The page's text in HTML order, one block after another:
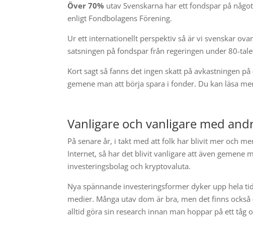
Över 70% utav Svenskarna har ett fondspar på
enligt Fondbolagens Förening.
Ur ett internationellt perspektiv så är vi svenskar
satsningen på fondspar från regeringen under 80-
Kort sagt så fanns det ingen skatt på avkastningen
gemene man att börja spara i fonder. Du kan läsa
Vanligare och vanligare med
På senare år, i takt med att folk har blivit mer och
Internet, så har det blivit vanligare att även gemene
investeringsbolag och kryptovaluta.
Nya spännande investeringsformer dyker upp hela
medier. Många utav dom är bra, men det finns
alltid göra sin research innan man hoppar på ett tåg